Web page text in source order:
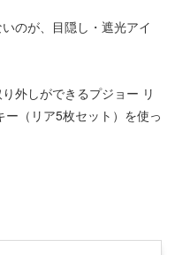
のが、目隠し・遮光アイ
外しができるプジョー リ
（リア5枚セット）を使っ